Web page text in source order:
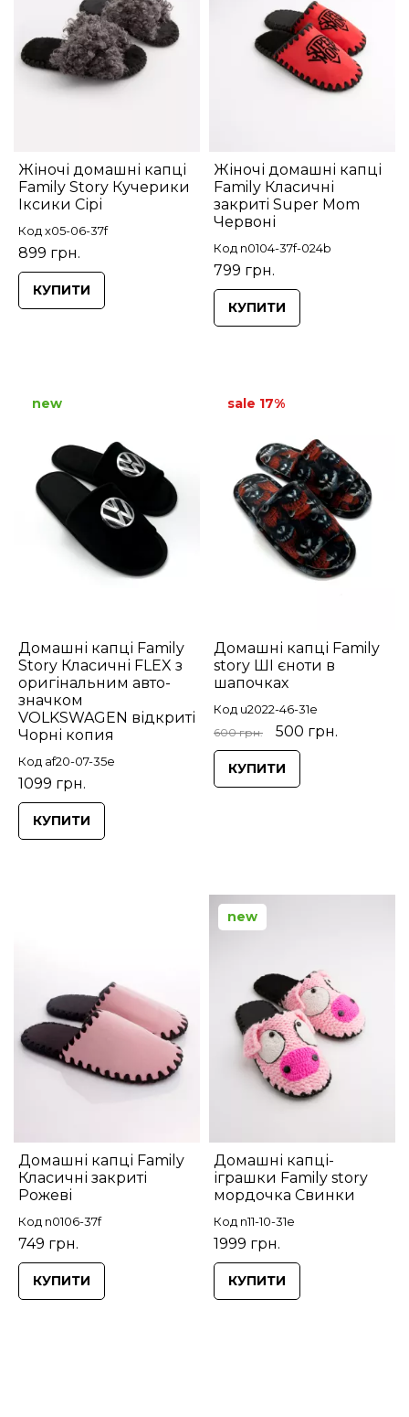
Жіночі домашні капці
Family Story Кучерики
Іксики Сірі
Код x05-06-37f
899 грн.
КУПИТИ
Жіночі домашні капці
Family Класичні
закриті Super Mom
Червоні
Код n0104-37f-024b
799 грн.
КУПИТИ
Домашні капці Family
Story Класичні FLEX з
оригінальним авто-
значком
VOLKSWAGEN відкриті
Чорні копия
Код af20-07-35e
1099 грн.
new
КУПИТИ
Домашні капці Family
story ШІ єноти в
шапочках
Код u2022-46-31e
600 грн. 500 грн.
sale 17%
КУПИТИ
Домашні капці Family
Класичні закриті
Рожеві
Код n0106-37f
749 грн.
КУПИТИ
Домашні капці-
іграшки Family story
мордочка Свинки
Код n11-10-31e
1999 грн.
new
КУПИТИ